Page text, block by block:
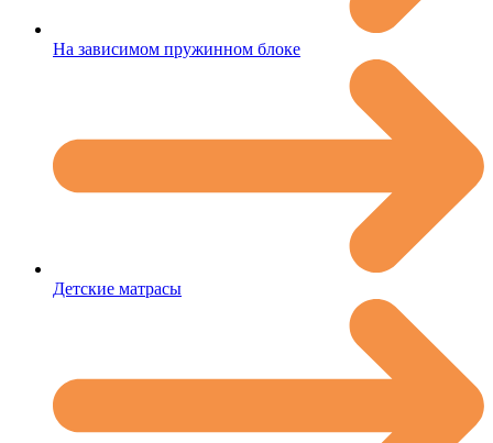
На зависимом пружинном блоке
Детские матрасы